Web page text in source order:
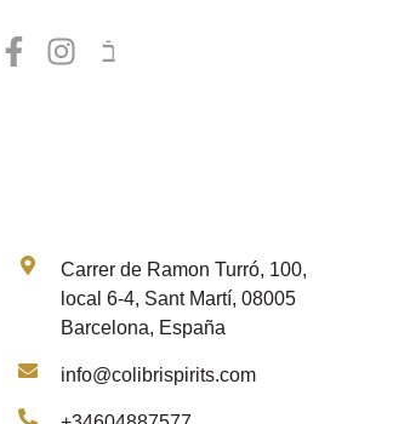
Carrer de Ramon Turró, 100,
local 6-4, Sant Martí, 08005
Barcelona, España
info@colibrispirits.com